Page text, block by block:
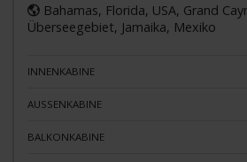
Bahamas, Florida, USA, Grand
Überseegebiet, Jamaika, Mexiko
INNENKABINE
AUSSENKABINE
BALKONKABINE